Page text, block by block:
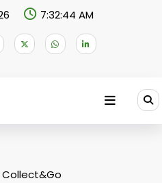
7:32:44 AM
Collect&Go